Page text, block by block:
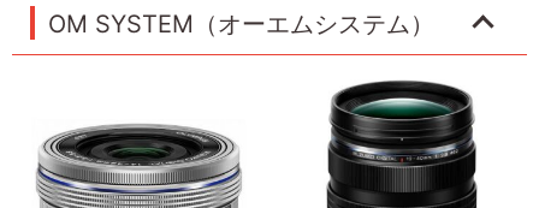
OM SYSTEM（オーエムシステム）